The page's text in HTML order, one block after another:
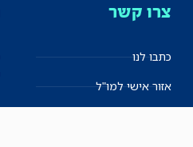
צרו קשר
כתבו לנו
אזור אישי למו"ל